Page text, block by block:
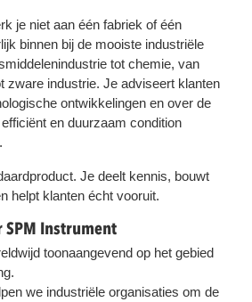
je niet aan één fabriek of één
binnen bij de mooiste industriële
tot chemie, van
zware industrie. Je adviseert klanten
ontwikkelingen en over de
en duurzaam condition
Je deelt kennis, bouwt
helpt klanten écht vooruit.
SPM Instrument
toonaangevend op het gebied
we industriële organisaties om de